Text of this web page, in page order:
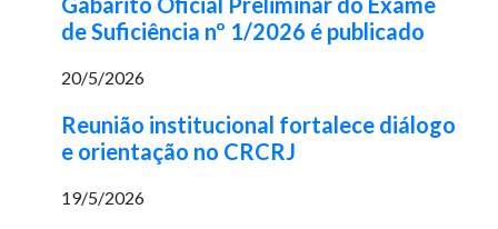
de Suficiência nº 1/2026 é publicado
20/5/2026
Reunião institucional fortalece diálogo
e orientação no CRCRJ
19/5/2026